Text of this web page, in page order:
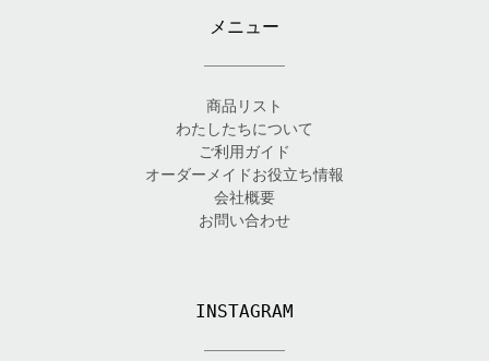
メニュー
商品リスト
わたしたちについて
ご利用ガイド
オーダーメイドお役立ち情報
会社概要
お問い合わせ
INSTAGRAM